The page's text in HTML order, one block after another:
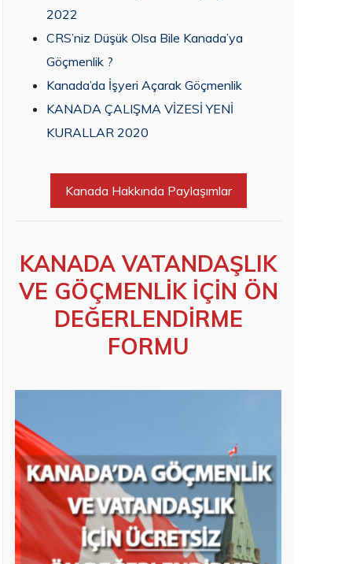
2022
CRS’niz Düşük Olsa Bile Kanada’ya
Göçmenlik ?
Kanada’da İşyeri Açarak Göçmenlik
KANADA ÇALIŞMA VİZESİ YENİ
KURALLAR 2020
Kanada Hakkında Paylaşımlar
KANADA VATANDAŞLIK
VE GÖÇMENLİK İÇİN ÖN
DEĞERLENDİRME
FORMU